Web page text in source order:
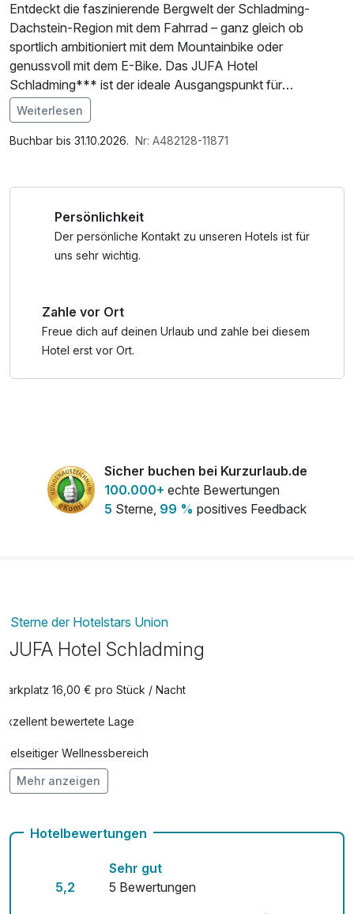
Entdeckt die faszinierende Bergwelt der Schladming-
Dachstein-Region mit dem Fahrrad – ganz gleich ob
sportlich ambitioniert mit dem Mountainbike oder
genussvoll mit dem E-Bike. Das JUFA Hotel
Schladming*** ist der ideale Ausgangspunkt für
unvergessliche Radtouren durch eine der schönsten
Gegenden Europas.
mit spektakulärem Ausblick. Dank der inkludierten
Schladming-Dachstein Sommercard erwarten euch viele
Wohlfühlmomente freuen: Entspannung findet ihr in der
Finnischen Sauna, im Dampfbad oder in der Infrarotkabine.
Im hoteleigenen Café genießt ihr röstfrischen Kaffee und
Im Angebot enthalten
Saunabenutzung, Saunatuch, W-LAN Nutzung /
Weiterlesen
Buchbar bis 31.10.2026. Nr: A482128-11871
Persönlichkeit
Der persönliche Kontakt zu unseren Hotels ist für
uns sehr wichtig.
Zahle vor Ort
Freue dich auf deinen Urlaub und zahle bei diesem
Hotel erst vor Ort.
Sicher buchen bei Kurzurlaub.de
100.000+ echte Bewertungen
5 Sterne, 99 % positives Feedback
Sterne der Hotelstars Union
JUFA Hotel Schladming
Parkplatz 16,00 € pro Stück / Nacht
Exzellent bewertete Lage
Vielseitiger Wellnessbereich
Hunde im Hotel erlaubt für 15,00 € pro Stück / Tag
Mit Hotelbar
Mehr anzeigen
Hotelbewertungen
5,2
Sehr gut
5 Bewertungen